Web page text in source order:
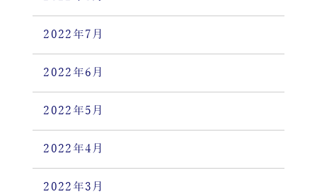
2022年7月
2022年6月
2022年5月
2022年4月
2022年3月